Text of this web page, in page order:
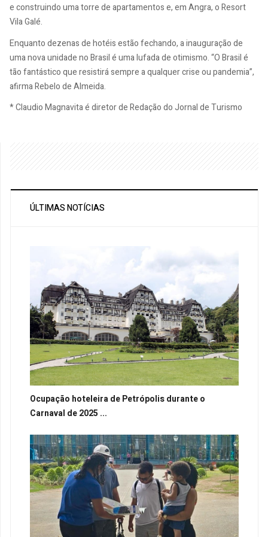
e construindo uma torre de apartamentos e, em Angra, o Resort
Vila Galé.
Enquanto dezenas de hotéis estão fechando, a inauguração de
uma nova unidade no Brasil é uma lufada de otimismo. “O Brasil é
tão fantástico que resistirá sempre a qualquer crise ou pandemia”,
afirma Rebelo de Almeida.
* Claudio Magnavita é diretor de Redação do Jornal de Turismo
ÚLTIMAS NOTÍCIAS
Ocupação hoteleira de Petrópolis durante o
Carnaval de 2025 ...